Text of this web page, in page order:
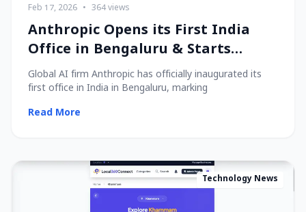
Feb 17, 2026 • 364 views
Anthropic Opens its First India
Office in Bengaluru & Starts
Hiring Local Talent!
Global AI firm Anthropic has officially inaugurated its
first office in India in Bengaluru, marking
Read More
Technology News